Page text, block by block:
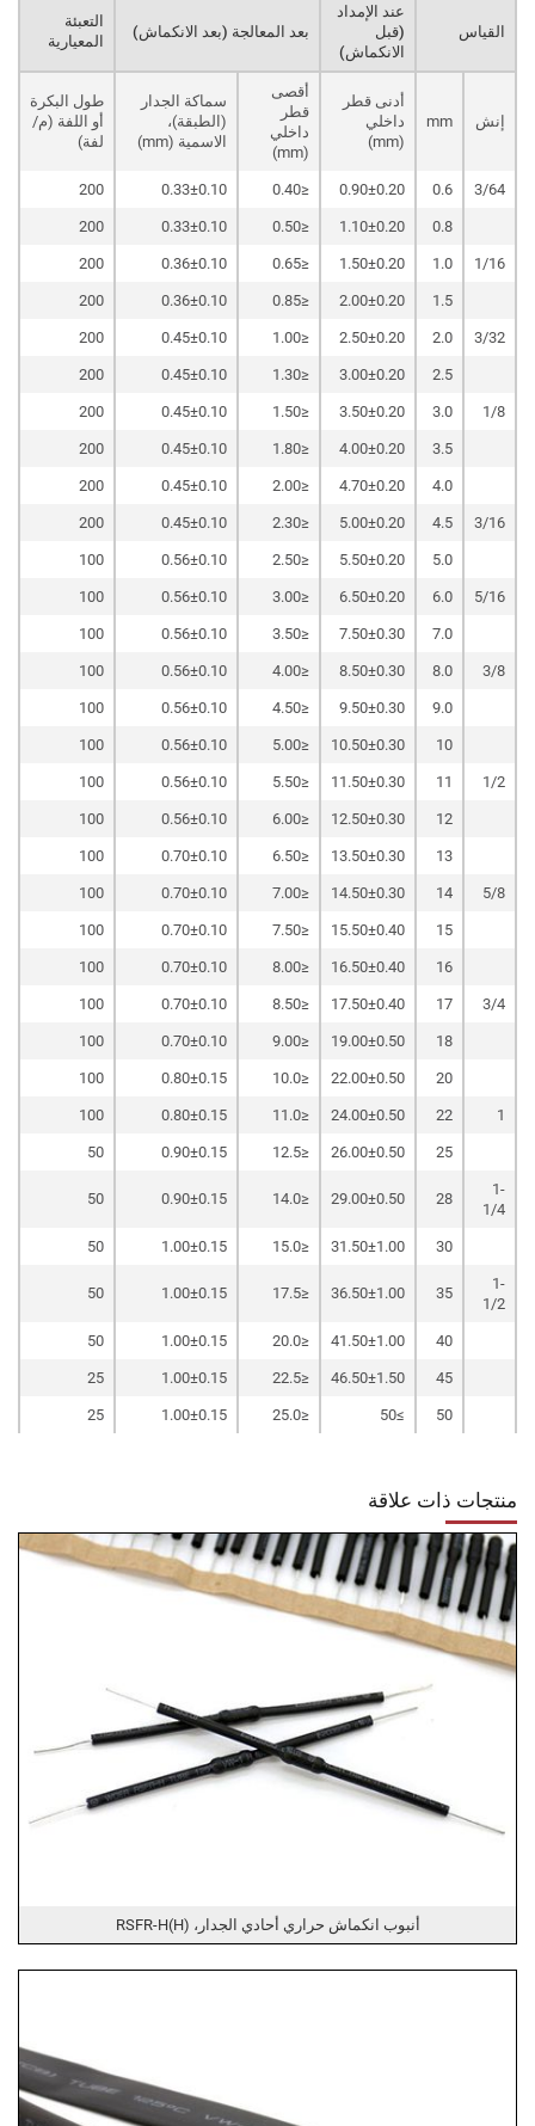
القياس
عند الإمداد
(قبل
الانكماش)
بعد المعالجة (بعد الانكماش)
التعبئة
المعيارية
إنش mm
أدنى قطر
داخلي
(mm)
أقصى
قطر
داخلي
(mm)
سماكة الجدار
(الطبقة)،
الاسمية (mm)
طول البكرة
أو اللفة (م/
لفة)
3/64
0.6
0.90±0.20
≤0.40
0.33±0.10
200
0.8
1.10±0.20
≤0.50
0.33±0.10
200
1/16
1.0
1.50±0.20
≤0.65
0.36±0.10
200
1.5
2.00±0.20
≤0.85
0.36±0.10
200
3/32
2.0
2.50±0.20
≤1.00
0.45±0.10
200
2.5
3.00±0.20
≤1.30
0.45±0.10
200
1/8
3.0
3.50±0.20
≤1.50
0.45±0.10
200
3.5
4.00±0.20
≤1.80
0.45±0.10
200
4.0
4.70±0.20
≤2.00
0.45±0.10
200
3/16
4.5
5.00±0.20
≤2.30
0.45±0.10
200
5.0
5.50±0.20
≤2.50
0.56±0.10
100
5/16
6.0
6.50±0.20
≤3.00
0.56±0.10
100
7.0
7.50±0.30
≤3.50
0.56±0.10
100
3/8
8.0
8.50±0.30
≤4.00
0.56±0.10
100
9.0
9.50±0.30
≤4.50
0.56±0.10
100
10
10.50±0.30
≤5.00
0.56±0.10
100
1/2
11
11.50±0.30
≤5.50
0.56±0.10
100
12
12.50±0.30
≤6.00
0.56±0.10
100
13
13.50±0.30
≤6.50
0.70±0.10
100
5/8
14
14.50±0.30
≤7.00
0.70±0.10
100
15
15.50±0.40
≤7.50
0.70±0.10
100
16
16.50±0.40
≤8.00
0.70±0.10
100
3/4
17
17.50±0.40
≤8.50
0.70±0.10
100
18
19.00±0.50
≤9.00
0.70±0.10
100
20
22.00±0.50
≤10.0
0.80±0.15
100
1
22
24.00±0.50
≤11.0
0.80±0.15
100
25
26.00±0.50
≤12.5
0.90±0.15
50
1-
1/4
28
29.00±0.50
≤14.0
0.90±0.15
50
30
31.50±1.00
≤15.0
1.00±0.15
50
1-
1/2
35
36.50±1.00
≤17.5
1.00±0.15
50
40
41.50±1.00
≤20.0
1.00±0.15
50
45
46.50±1.50
≤22.5
1.00±0.15
25
50
≥50
≤25.0
1.00±0.15
25
منتجات ذات علاقة
أنبوب انكماش حراري أحادي الجدار، RSFR-H(H)